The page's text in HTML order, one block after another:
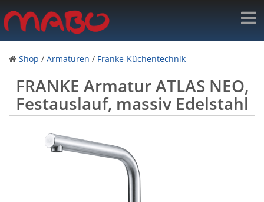
Shop / Armaturen / Franke-Küchentechnik
FRANKE Armatur ATLAS NEO,
Festauslauf, massiv Edelstahl